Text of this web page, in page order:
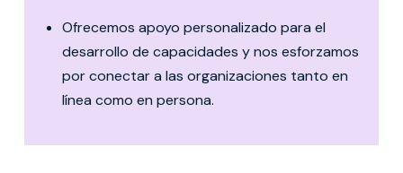
Ofrecemos apoyo personalizado para el
desarrollo de capacidades y nos esforzamos
por conectar a las organizaciones tanto en
línea como en persona.